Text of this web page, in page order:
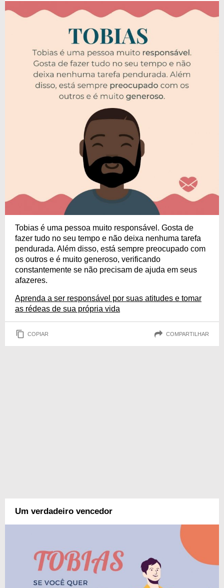
Tobias é uma pessoa muito responsável. Gosta de
fazer tudo no seu tempo e não deixa nenhuma tarefa
pendurada. Além disso, está sempre preocupado com
os outros e é muito generoso, verificando
constantemente se não precisam de ajuda em seus
afazeres.
Aprenda a ser responsável por suas atitudes e tomar
as rédeas de sua própria vida
COPIAR COMPARTILHAR
Um verdadeiro vencedor